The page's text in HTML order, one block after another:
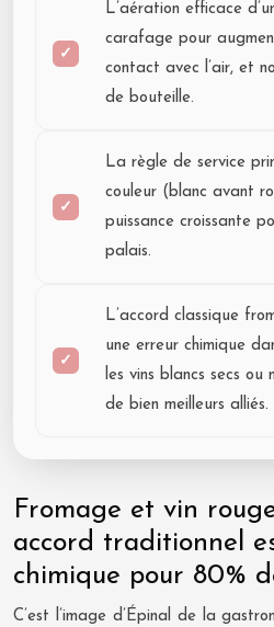
L’aération efficace
carafage pour
contact avec l’air, et
de bouteille.
La règle de service
couleur (blanc avant
puissance croissante
palais.
L’accord classique
une erreur chimique
les vins blancs secs ou
de bien meilleurs alliés.
Fromage et vin
accord traditionnel
chimique pour 80%
C’est l’image d’Épinal de la